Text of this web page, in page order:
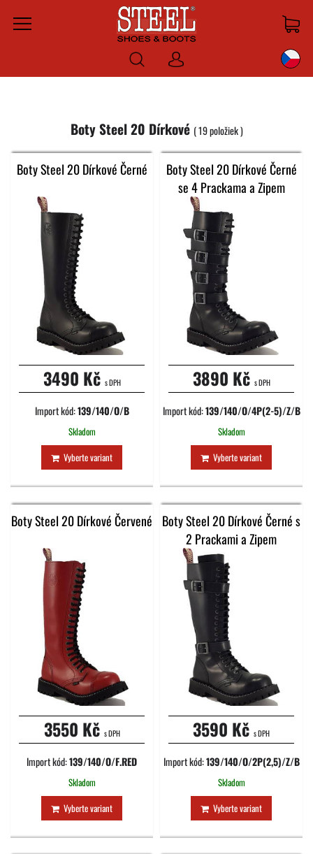
Menu
Prihlásiť
sa
Boty Steel 20 Dírkové 19položiek
Boty Steel 20 Dírkové Černé
3490 Kč s DPH
Import kód:139/140/O/B
Skladom
Vyberte variant
Boty Steel 20 Dírkové Černé
se 4 Prackama a Zipem
3890 Kč s DPH
Import kód:139/140/O/4P(2-5)/Z/B
Skladom
Vyberte variant
Boty Steel 20 Dírkové Červené
3550 Kč s DPH
Import kód:139/140/O/F.RED
Skladom
Vyberte variant
Boty Steel 20 Dírkové Černé s
2 Prackami a Zipem
3590 Kč s DPH
Import kód:139/140/O/2P(2,5)/Z/B
Skladom
Vyberte variant